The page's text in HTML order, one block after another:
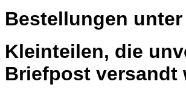
Bestellungen
Kleinteilen, die
Briefpost versandt